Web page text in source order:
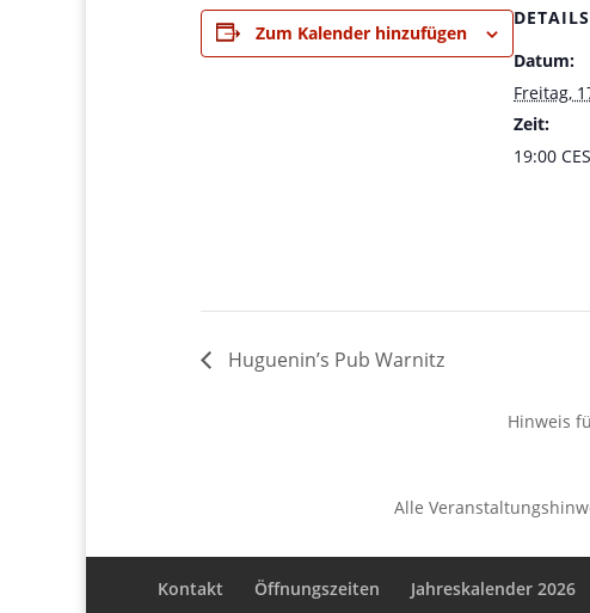
Zum Kalender hinzufügen
DETAILS
Datum:
Freitag,
Zeit:
19:00
Huguenin’s Pub Warnitz
Hinweis
Alle
Kontakt Öffnungszeiten Jahreskalender 2026